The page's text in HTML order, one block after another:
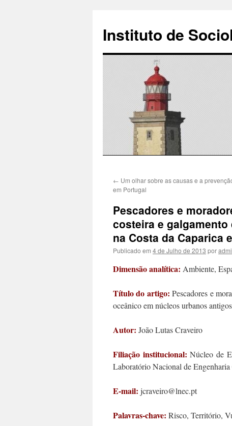
Instituto de
para
conteúdo
← Um olhar sobre as causas e a
em Portugal
Pescadores e
costeira e
na Costa da Caparica
Publicado em 4 de Julho de 2013 por
Dimensão analítica: Ambiente,
Título do artigo:Pescadores e
oceânico em núcleos urbanos
Autor: João Lutas Craveiro
Filiação institucional: Núcleo de
Laboratório Nacional de
E-mail: jcraveiro@lnec.pt
Palavras-chave: Risco, Território,